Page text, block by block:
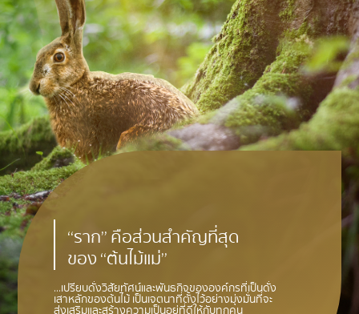
“ราก” คือส่วนสำคัญที่สุด
ของ “ต้นไม้แม่”
...เปรียบดั่งวิสัยทัศน์และพันธกิจขององค์กรที่เป็นดั่ง
เสาหลักของต้นไม้ เป็นเจตนาที่ตั้งไว้อย่างมุ่งมั่นที่จะ
ส่งเสริมและสร้างความเป็นอยู่ที่ดีให้กับทุกคน